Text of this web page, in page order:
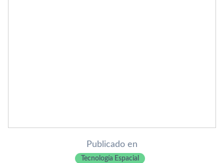
Publicado en
Tecnología Espacial